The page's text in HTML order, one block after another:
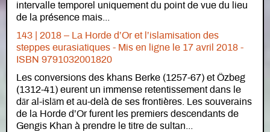
intervalle temporel uniquement du point de vue du lieu
de la présence mais...
143 | 2018 – La Horde d’Or et l’islamisation des
steppes eurasiatiques - Mis en ligne le 17 avril 2018 -
ISBN 9791032001820
Les conversions des khans Berke (1257-67) et Özbeg
(1312-41) eurent un immense retentissement dans le
dār al-islām et au-delà de ses frontières. Les souverains
de la Horde d’Or furent les premiers descendants de
Gengis Khan à prendre le titre de sultan...